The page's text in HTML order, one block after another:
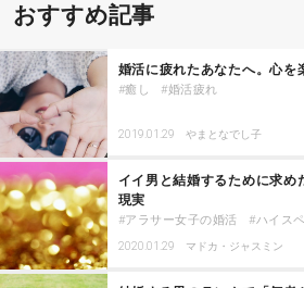
おすすめ記事
婚活に疲れたあなたへ。心を
癒し 婚活疲れ
2019.01.29 やまとなでし子
イイ男と結婚するために求め
現実
アラサー女子の婚活 ハイス
2020.01.29 マドカ・ジャスミン